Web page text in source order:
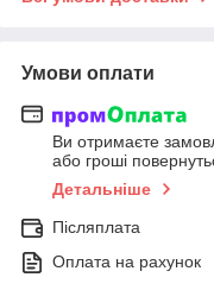
Умови оплати
Ви отримаєте
або гроші
Детальніше
Післяплата
Оплата на рахунок